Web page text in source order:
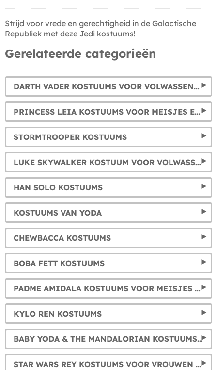
Strijd voor vrede en gerechtigheid in de Galactische
Republiek met deze Jedi kostuums!
Gerelateerde categorieën
DARTH VADER KOSTUUMS VOOR VOLWASSENEN EN KINDEREN
PRINCESS LEIA KOSTUUMS VOOR MEISJES EN VROUWEN
STORMTROOPER KOSTUUMS
LUKE SKYWALKER KOSTUUM VOOR VOLWASSENEN EN KINDEREN
HAN SOLO KOSTUUMS
KOSTUUMS VAN YODA
CHEWBACCA KOSTUUMS
BOBA FETT KOSTUUMS
PADME AMIDALA KOSTUUMS VOOR MEISJES EN VROUWEN
KYLO REN KOSTUUMS
BABY YODA & THE MANDALORIAN KOSTUUMS VOOR KINDEREN EN VOLWASSENEN
STAR WARS REY KOSTUUMS VOOR VROUWEN EN MEISJES